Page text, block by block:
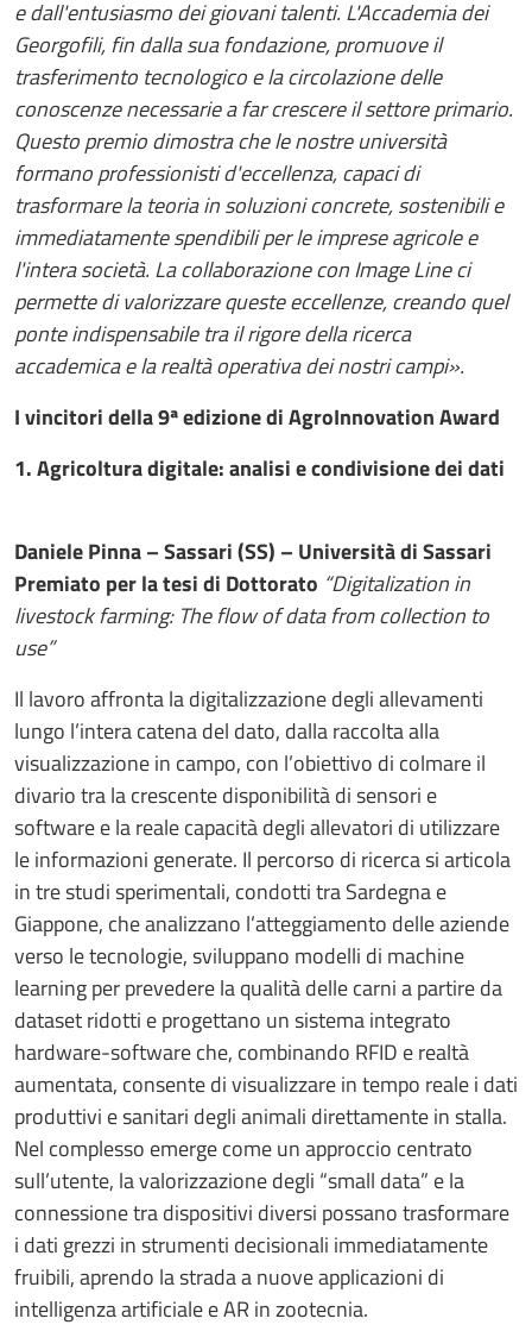
e dall'entusiasmo dei giovani talenti. L'Accademia dei
Georgofili, fin dalla sua fondazione, promuove il
trasferimento tecnologico e la circolazione delle
conoscenze necessarie a far crescere il settore primario.
Questo premio dimostra che le nostre università
formano professionisti d'eccellenza, capaci di
trasformare la teoria in soluzioni concrete, sostenibili e
immediatamente spendibili per le imprese agricole e
l'intera società. La collaborazione con Image Line ci
permette di valorizzare queste eccellenze, creando quel
ponte indispensabile tra il rigore della ricerca
accademica e la realtà operativa dei nostri campi».
I vincitori della 9ª edizione di AgroInnovation Award
1. Agricoltura digitale: analisi e condivisione dei dati
Daniele Pinna – Sassari (SS) – Università di Sassari
Premiato per la tesi di Dottorato “Digitalization in
livestock farming: The flow of data from collection to
use”
Il lavoro affronta la digitalizzazione degli allevamenti
lungo l’intera catena del dato, dalla raccolta alla
visualizzazione in campo, con l’obiettivo di colmare il
divario tra la crescente disponibilità di sensori e
software e la reale capacità degli allevatori di utilizzare
le informazioni generate. Il percorso di ricerca si articola
in tre studi sperimentali, condotti tra Sardegna e
Giappone, che analizzano l’atteggiamento delle aziende
verso le tecnologie, sviluppano modelli di machine
learning per prevedere la qualità delle carni a partire da
dataset ridotti e progettano un sistema integrato
hardware-software che, combinando RFID e realtà
aumentata, consente di visualizzare in tempo reale i dati
produttivi e sanitari degli animali direttamente in stalla.
Nel complesso emerge come un approccio centrato
sull’utente, la valorizzazione degli “small data” e la
connessione tra dispositivi diversi possano trasformare
i dati grezzi in strumenti decisionali immediatamente
fruibili, aprendo la strada a nuove applicazioni di
intelligenza artificiale e AR in zootecnia.